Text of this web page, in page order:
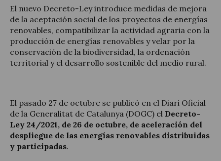
El nuevo Decreto-Ley introduce medidas de mejora
de la aceptación social de los proyectos de energías
renovables, compatibilizar la actividad agraria con la
producción de energías renovables y velar por la
conservación de la biodiversidad, la ordenación
territorial y el desarrollo sostenible del medio rural.
El pasado 27 de octubre se publicó en el Diari Oficial
de la Generalitat de Catalunya (DOGC) el Decreto-
Ley 24/2021, de 26 de octubre, de aceleración del
despliegue de las energías renovables distribuidas
y participadas.